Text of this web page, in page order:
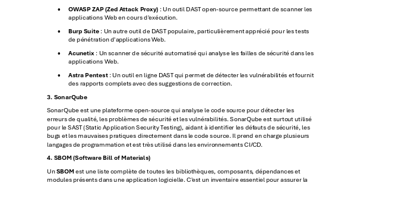
• OWASP ZAP (Zed Attack Proxy) : Un outil DAST open-source permettant de scanner les
applications Web en cours d'exécution.
• Burp Suite : Un autre outil de DAST populaire, particulièrement apprécié pour les tests
de pénétration d'applications Web.
• Acunetix : Un scanner de sécurité automatisé qui analyse les failles de sécurité dans les
applications Web.
• Astra Pentest : Un outil en ligne DAST qui permet de détecter les vulnérabilités et fournit
des rapports complets avec des suggestions de correction.
3. SonarQube
SonarQube est une plateforme open-source qui analyse le code source pour détecter les
erreurs de qualité, les problèmes de sécurité et les vulnérabilités. SonarQube est surtout utilisé
pour le SAST (Static Application Security Testing), aidant à identier les défauts de sécurité, les
bugs et les mauvaises pratiques directement dans le code source. Il prend en charge plusieurs
langages de programmation et est très utilisé dans les environnements CI/CD.
4. SBOM (Software Bill of Materials)
Un SBOM est une liste complète de toutes les bibliothèques, composants, dépendances et
modules présents dans une application logicielle. C'est un inventaire essentiel pour assurer la